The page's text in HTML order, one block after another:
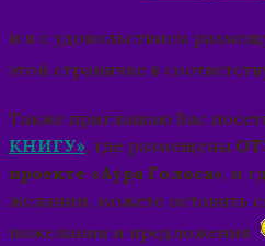
и я с удовольствием
этой страничке в
Также приглашаю Вас
КНИГУ», где размещены
проекте «Аура Голоса», и
желании, можете оставить
пожелания и предложения